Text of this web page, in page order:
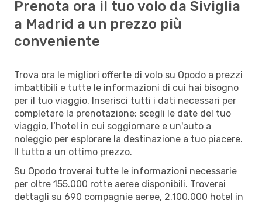
Prenota ora il tuo volo da Siviglia
a Madrid a un prezzo più
conveniente
Trova ora le migliori offerte di volo su Opodo a prezzi
imbattibili e tutte le informazioni di cui hai bisogno
per il tuo viaggio. Inserisci tutti i dati necessari per
completare la prenotazione: scegli le date del tuo
viaggio, l’hotel in cui soggiornare e un'auto a
noleggio per esplorare la destinazione a tuo piacere.
Il tutto a un ottimo prezzo.
Su Opodo troverai tutte le informazioni necessarie
per oltre 155.000 rotte aeree disponibili. Troverai
dettagli su 690 compagnie aeree, 2.100.000 hotel in